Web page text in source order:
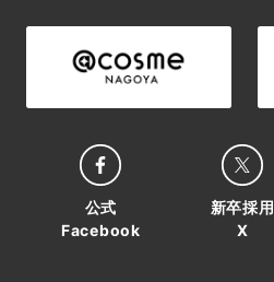
公式
Facebook
新卒採用
X